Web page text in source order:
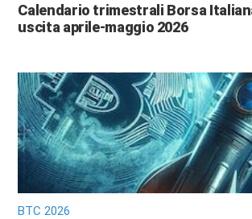
Calendario trimestrali Borsa
uscita aprile-maggio 2026
BTC 2026